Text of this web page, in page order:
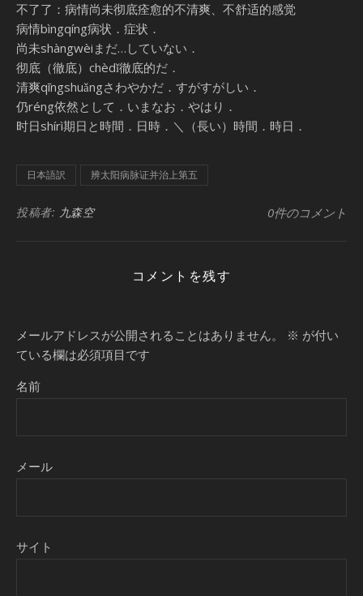
不了了：病情尚未彻底痊愈的不清爽、不舒适的感觉
病情bìngqíng病状．症状．
尚未shàngwèiまだ…していない．
彻底（徹底）chèdǐ徹底的だ．
清爽qīngshuǎngさわやかだ．すがすがしい．
仍réng依然として．いまなお．やはり．
时日shírì期日と時間．日時．＼（長い）時間．時日．
日本語訳 辨太阳病脉证并治上第五
投稿者: 九森空 0件のコメント
コメントを残す
メールアドレスが公開されることはありません。 ※ が付い
ている欄は必須項目です
名前
メール
サイト